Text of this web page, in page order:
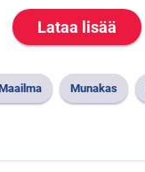
Lataa lisää
Munakas